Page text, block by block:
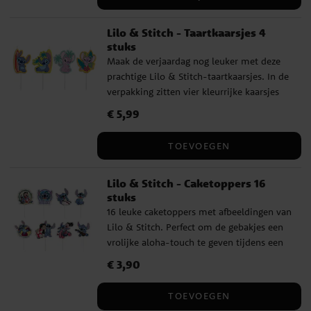
Lilo & Stitch - Taartkaarsjes 4
stuks
Maak de verjaardag nog leuker met deze
prachtige Lilo & Stitch-taartkaarsjes. In de
verpakking zitten vier kleurrijke kaarsjes
vrienden, perfect om een feestelijke sfeer
geschikt voor een kinderfeestje met Lilo &
nog onvergetelijker wordt. De kaarsjes zijn
ongeveer 3 x 4,5 cm groot en brengen
vrolijkheid en kleur naar het feest.
Prijs:€ 5,99
€ 5,99
TOEVOEGEN
Lilo & Stitch - Caketoppers 16
stuks
16 leuke caketoppers met afbeeldingen van
Lilo & Stitch. Perfect om de gebakjes een
vrolijke aloha-touch te geven tijdens een
hoog.
Prijs:€ 3,90
€ 3,90
TOEVOEGEN